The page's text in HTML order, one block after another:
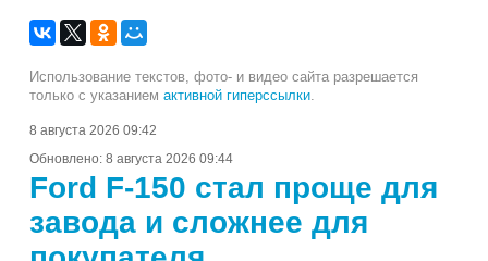
Использование текстов, фото- и видео сайта разрешается
только с указанием активной гиперссылки.
8 августа 2026 09:42
Обновлено: 8 августа 2026 09:44
Ford F-150 стал проще для
завода и сложнее для